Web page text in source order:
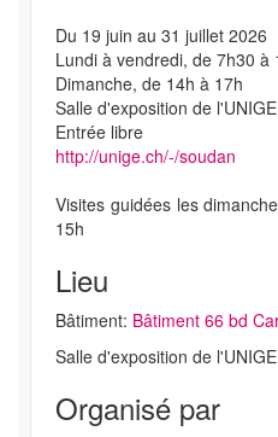
Du 19 juin au 31 juillet 2026
Lundi à vendredi, de 7h30 à
Dimanche, de 14h à 17h
Salle d'exposition de
Entrée libre
http://unige.ch/-/soudan
Visites guidées les
15h
Lieu
Bâtiment: Bâtiment 66 bd
Salle d'exposition de l'UNIGE
Organisé par